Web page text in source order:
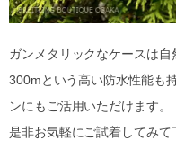
ガンメタリックなケースは自
300mという高い防水性能も
ンにもご活用いただけます。
是非お気軽にご試着してみて